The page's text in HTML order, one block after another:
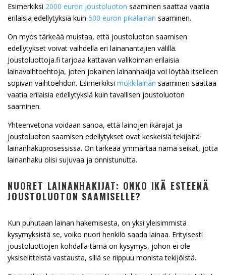
Esimerkiksi 2000 euron joustoluoton saaminen saattaa vaatia
erilaisia edellytyksiä kuin 500 euron pikalainan saaminen.
On myös tärkeää muistaa, että joustoluoton saamisen
edellytykset voivat vaihdella eri lainanantajien välillä.
Joustoluottoja.fi tarjoaa kattavan valikoiman erilaisia
lainavaihtoehtoja, joten jokainen lainanhakija voi löytää itselleen
sopivan vaihtoehdon. Esimerkiksi mökkilainan saaminen saattaa
vaatia erilaisia edellytyksiä kuin tavallisen joustoluoton
saaminen.
Yhteenvetona voidaan sanoa, että lainojen ikärajat ja
joustoluoton saamisen edellytykset ovat keskeisiä tekijöitä
lainanhakuprosessissa. On tärkeää ymmärtää nämä seikat, jotta
lainanhaku olisi sujuvaa ja onnistunutta.
NUORET LAINANHAKIJAT: ONKO IKÄ ESTEENÄ
JOUSTOLUOTON SAAMISELLE?
Kun puhutaan lainan hakemisesta, on yksi yleisimmistä
kysymyksistä se, voiko nuori henkilö saada lainaa. Erityisesti
joustoluottojen kohdalla tämä on kysymys, johon ei ole
yksiselitteistä vastausta, sillä se riippuu monista tekijöistä.